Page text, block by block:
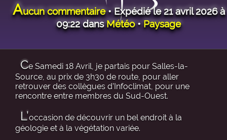
Aucun commentaire• Expédié le 21 avril 2026 à
09:22 dansMétéo•Paysage
Ce Samedi 18 Avril, je partais pour Salles-la-
Source, au prix de 3h30 de route, pour aller
retrouver des collègues d’Infoclimat, pour une
rencontre entre membres du Sud-Ouest.
L’occasion de découvrir un bel endroit à la
géologie et à la végétation variée.